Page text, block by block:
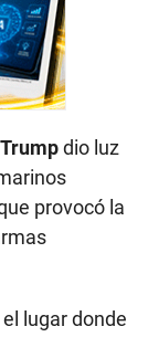
dio luz
provocó la
lugar donde